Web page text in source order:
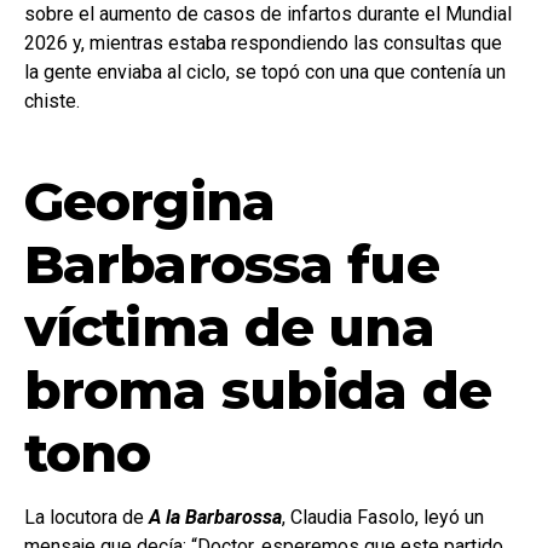
sobre el aumento de casos de infartos durante el Mundial
2026 y, mientras estaba respondiendo las consultas que
la gente enviaba al ciclo, se topó con una que contenía un
chiste.
Georgina
Barbarossa fue
víctima de una
broma subida de
tono
La locutora de A la Barbarossa, Claudia Fasolo, leyó un